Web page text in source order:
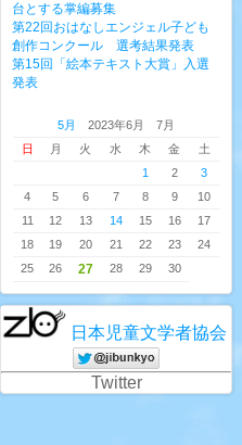
台とする掌編募集
第22回おはなしエンジェル子ども
創作コンクール 選考結果発表
第15回「絵本テキスト大賞」入選
発表
5月
2023年6月 7月
日
月 火 水 木 金
土
1
2
3
4
5 6 7 8 9
10
11
12 13 14 15 16
17
18
19 20 21 22 23
24
25
26 27 28 29 30
日本児童文学者協会
Twitter